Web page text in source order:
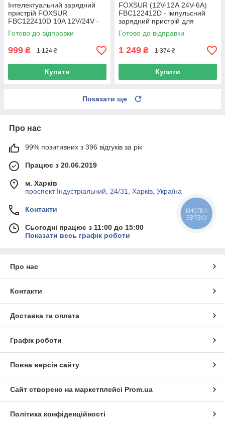
Інтелектуальний зарядний
пристрій FOXSUR
FBC122410D 10A 12V/24V -
імпульсний зарядний
пристрій, десульфатор
Готово до відправки
999 ₴ 1 124 ₴
Купити
FOXSUR (12V-12А 24V-6А)
FBC122412D - імпульсний
зарядний пристрій для
автомобільних аккумуляторів
Готово до відправки
1 249 ₴ 1 374 ₴
Купити
Показати ще
Про нас
99% позитивних з 396 відгуків за рік
Працює з 20.06.2019
м. Харків
проспект Індустріальний, 24/31, Харків, Україна
Контакти
Сьогодні працює з 11:00 до 15:00
Показати весь графік роботи
Про нас
Контакти
Доставка та оплата
Графік роботи
Повна версія сайту
Сайт створено на маркетплейсі Prom.ua
Політика конфіденційності
КНОПКА
ЗВ'ЯЗКУ